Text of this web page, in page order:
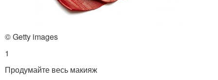
© Getty images
1
Продумайте весь макияж